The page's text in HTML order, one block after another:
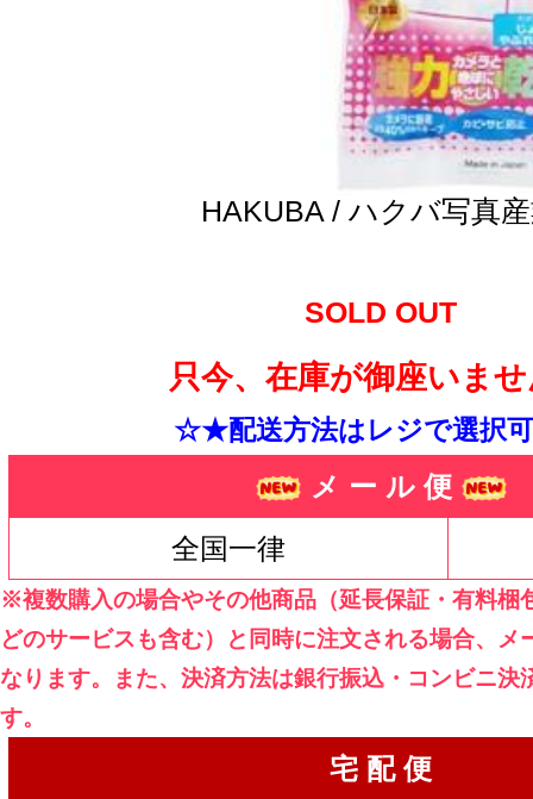
HAKUBA / ハクバ写真
SOLD OUT
只今、在庫が御座いま
☆★配送方法はレジで選択
メ ー ル 便
全国一律
※複数購入の場合やその他商品（延長保証・有料梱
どのサービスも含む）と同時に注文される場合、メ
なります。また、決済方法は銀行振込・コンビニ決
す。
宅 配 便